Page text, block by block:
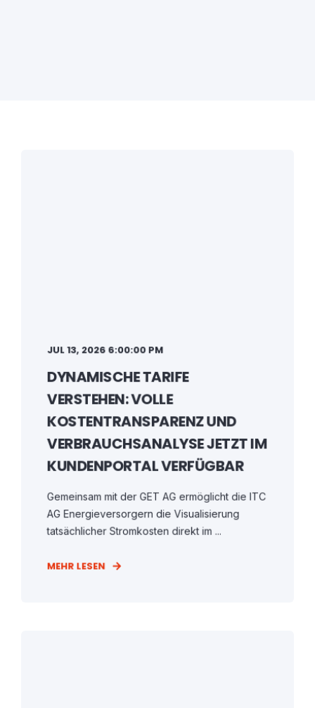
JUL 13, 2026 6:00:00 PM
DYNAMISCHE TARIFE
VERSTEHEN: VOLLE
KOSTENTRANSPARENZ UND
VERBRAUCHSANALYSE JETZT IM
KUNDENPORTAL VERFÜGBAR
Gemeinsam mit der GET AG ermöglicht die ITC
AG Energieversorgern die Visualisierung
tatsächlicher Stromkosten direkt im ...
MEHR LESEN